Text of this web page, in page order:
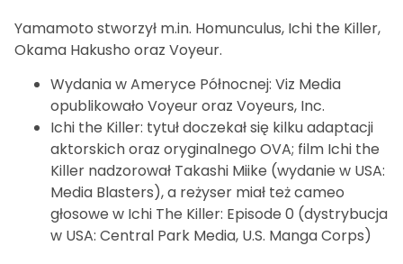
Yamamoto stworzył m.in. Homunculus, Ichi the Killer,
Okama Hakusho oraz Voyeur.
Wydania w Ameryce Północnej: Viz Media
opublikowało Voyeur oraz Voyeurs, Inc.
Ichi the Killer: tytuł doczekał się kilku adaptacji
aktorskich oraz oryginalnego OVA; film Ichi the
Killer nadzorował Takashi Miike (wydanie w USA:
Media Blasters), a reżyser miał też cameo
głosowe w Ichi The Killer: Episode 0 (dystrybucja
w USA: Central Park Media, U.S. Manga Corps)